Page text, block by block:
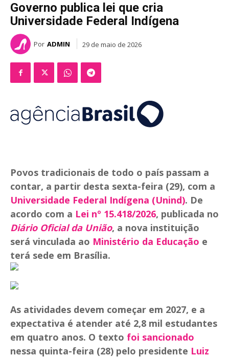
Governo publica lei que cria
Universidade Federal Indígena
Por ADMIN 29 de maio de 2026
Povos tradicionais de todo o país passam a
contar, a partir desta sexta-feira (29), com a
Universidade Federal Indígena (Unind). De
acordo com a Lei nº 15.418/2026, publicada no
Diário Oficial da União, a nova instituição
será vinculada ao Ministério da Educação e
terá sede em Brasília.
As atividades devem começar em 2027, e a
expectativa é atender até 2,8 mil estudantes
em quatro anos. O texto foi sancionado
nessa quinta-feira (28) pelo presidente Luiz